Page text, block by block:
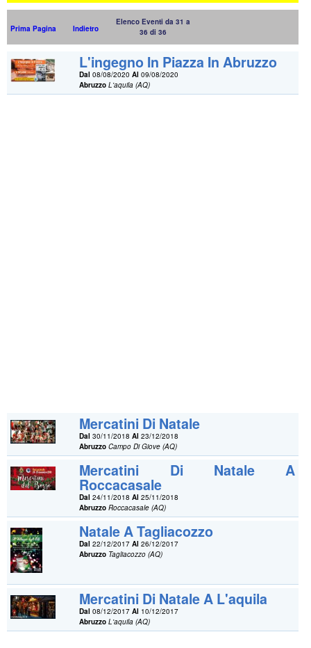
Prima Pagina Indietro
Elenco Eventi da 31 a
36 di 36
L'ingegno In Piazza In Abruzzo
Dal 08/08/2020Al 09/08/2020
Abruzzo L'aquila (AQ)
Mercatini Di Natale
Dal 30/11/2018Al 23/12/2018
Abruzzo Campo Di Giove (AQ)
Mercatini Di Natale A
Roccacasale
Dal 24/11/2018Al 25/11/2018
Abruzzo Roccacasale (AQ)
Natale A Tagliacozzo
Dal 22/12/2017Al 26/12/2017
Abruzzo Tagliacozzo (AQ)
Mercatini Di Natale A L'aquila
Dal 08/12/2017Al 10/12/2017
Abruzzo L'aquila (AQ)